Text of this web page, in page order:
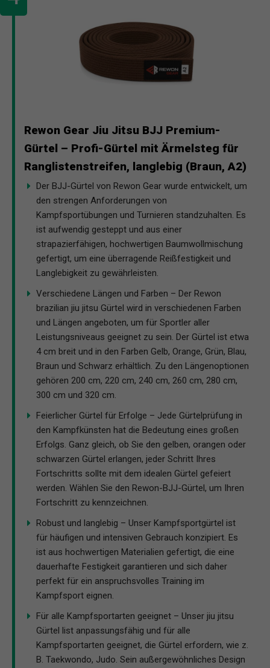
Rewon Gear Jiu Jitsu BJJ Premium-
Gürtel – Profi-Gürtel mit Ärmelsteg für
Ranglistenstreifen, langlebig (Braun, A2)
Der BJJ-Gürtel von Rewon Gear wurde entwickelt, um
den strengen Anforderungen von
Kampfsportübungen und Turnieren standzuhalten. Es
ist aufwendig gesteppt und aus einer
strapazierfähigen, hochwertigen Baumwollmischung
gefertigt, um eine überragende Reißfestigkeit und
Langlebigkeit zu gewährleisten.
Verschiedene Längen und Farben – Der Rewon
brazilian jiu jitsu Gürtel wird in verschiedenen Farben
und Längen angeboten, um für Sportler aller
Leistungsniveaus geeignet zu sein. Der Gürtel ist etwa
4 cm breit und in den Farben Gelb, Orange, Grün, Blau,
Braun und Schwarz erhältlich. Zu den Längenoptionen
gehören 200 cm, 220 cm, 240 cm, 260 cm, 280 cm,
300 cm und 320 cm.
Feierlicher Gürtel für Erfolge – Jede Gürtelprüfung in
den Kampfkünsten hat die Bedeutung eines großen
Erfolgs. Ganz gleich, ob Sie den gelben, orangen oder
schwarzen Gürtel erlangen, jeder Schritt Ihres
Fortschritts sollte mit dem idealen Gürtel gefeiert
werden. Wählen Sie den Rewon-BJJ-Gürtel, um Ihren
Fortschritt zu kennzeichnen.
Robust und langlebig – Unser Kampfsportgürtel ist
für häufigen und intensiven Gebrauch konzipiert. Es
ist aus hochwertigen Materialien gefertigt, die eine
dauerhafte Festigkeit garantieren und sich daher
perfekt für ein anspruchsvolles Training im
Kampfsport eignen.
Für alle Kampfsportarten geeignet – Unser jiu jitsu
Gürtel list anpassungsfähig und für alle
Kampfsportarten geeignet, die Gürtel erfordern, wie z.
B. Taekwondo, Judo. Sein außergewöhnliches Design